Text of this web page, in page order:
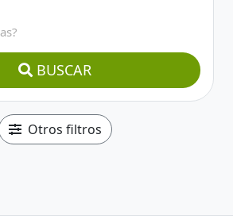
BUSCAR
Otros filtros